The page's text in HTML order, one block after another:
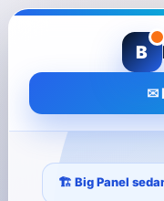
B
✉
🏗️ Big Panel